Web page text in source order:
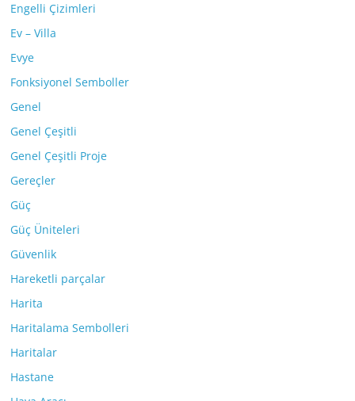
Engelli Çizimleri
Ev – Villa
Evye
Fonksiyonel Semboller
Genel
Genel Çeşitli
Genel Çeşitli Proje
Gereçler
Güç
Güç Üniteleri
Güvenlik
Hareketli parçalar
Harita
Haritalama Sembolleri
Haritalar
Hastane